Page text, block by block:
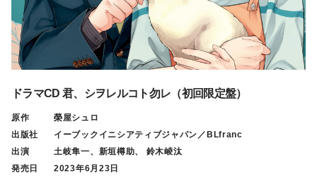
ドラマCD 君、シヲレルコト勿レ（初回限定盤）
原作
榮屋シュロ
出版社
イーブックイニシアティブジャパン／BLfranc
出演
土岐隼一、新垣樽助、 鈴木崚汰
発売日
2023年6月23日